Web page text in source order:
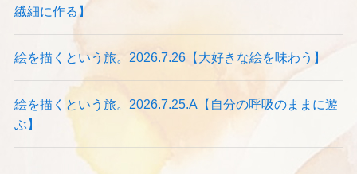
繊細に作る】
絵を描くという旅。2026.7.26【大好きな絵を味わう】
絵を描くという旅。2026.7.25.A【自分の呼吸のままに遊
ぶ】